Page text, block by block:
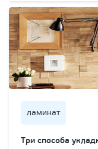
ламинат
Три способа